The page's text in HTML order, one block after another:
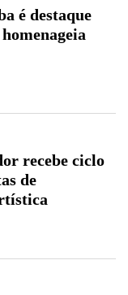
é destaque
recebe ciclo
de